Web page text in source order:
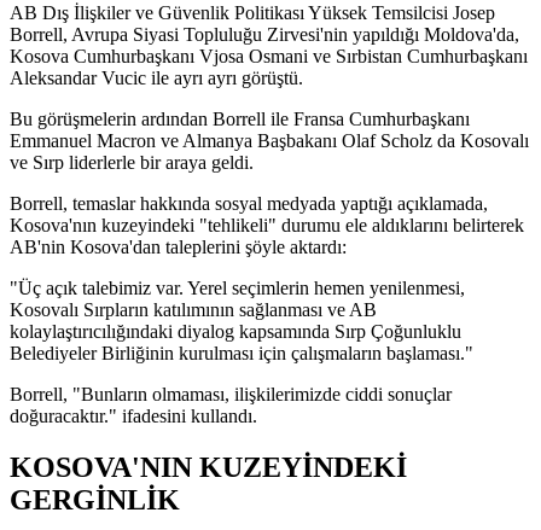
AB Dış İlişkiler ve Güvenlik Politikası Yüksek Temsilcisi Josep
Borrell, Avrupa Siyasi Topluluğu Zirvesi'nin yapıldığı Moldova'da,
Kosova Cumhurbaşkanı Vjosa Osmani ve Sırbistan Cumhurbaşkanı
Aleksandar Vucic ile ayrı ayrı görüştü.
Bu görüşmelerin ardından Borrell ile Fransa Cumhurbaşkanı
Emmanuel Macron ve Almanya Başbakanı Olaf Scholz da Kosovalı
ve Sırp liderlerle bir araya geldi.
Borrell, temaslar hakkında sosyal medyada yaptığı açıklamada,
Kosova'nın kuzeyindeki "tehlikeli" durumu ele aldıklarını belirterek
AB'nin Kosova'dan taleplerini şöyle aktardı:
"Üç açık talebimiz var. Yerel seçimlerin hemen yenilenmesi,
Kosovalı Sırpların katılımının sağlanması ve AB
kolaylaştırıcılığındaki diyalog kapsamında Sırp Çoğunluklu
Belediyeler Birliğinin kurulması için çalışmaların başlaması."
Borrell, "Bunların olmaması, ilişkilerimizde ciddi sonuçlar
doğuracaktır." ifadesini kullandı.
KOSOVA'NIN KUZEYİNDEKİ
GERGİNLİK